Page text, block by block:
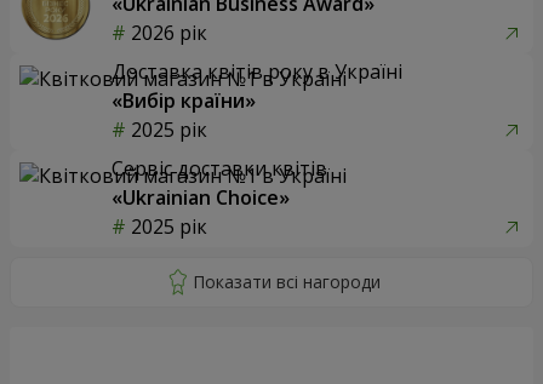
2026 рік
Доставка квітів року в Україні
«Вибір країни»
2025 рік
Сервіс доставки квітів
«Ukrainian Choice»
2025 рік